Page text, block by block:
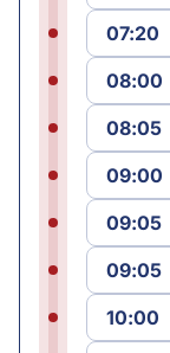
07:20
08:00
08:05
09:00
09:05
09:05
10:00